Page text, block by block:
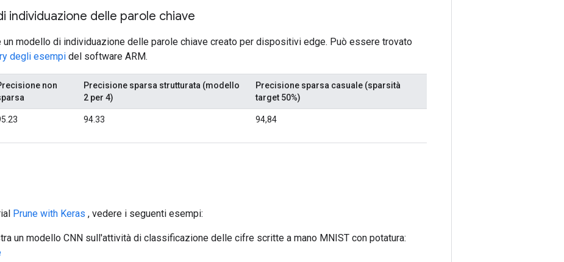
individuazione delle parole chiave
un modello di individuazione delle parole chiave creato per dispositivi edge. Può essere trovato
degli esempi del software ARM.
non
Precisione sparsa strutturata (modello
2 per 4)
Precisione sparsa casuale (sparsità
target 50%)
94.33 94,84
Prune with Keras , vedere i seguenti esempi:
un modello CNN sull'attività di classificazione delle cifre scritte a mano MNIST con potatura: